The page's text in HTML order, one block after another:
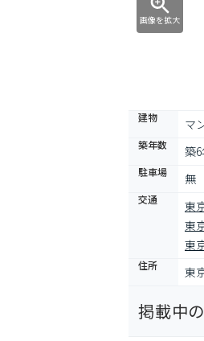
画像を拡大
建物 マ
築年数 築6
駐車場 無
交通 東
東
東
住所 東
掲載中